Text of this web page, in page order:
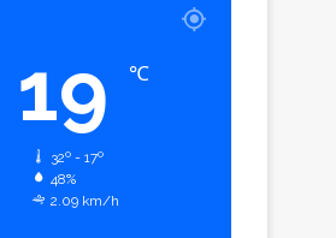
19 ℃
32º - 17º
48%
2.09 km/h